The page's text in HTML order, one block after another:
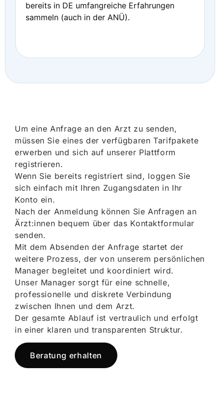
bereits in DE umfangreiche Erfahrungen
sammeln (auch in der ANÜ).
Um eine Anfrage an den Arzt zu senden,
müssen Sie eines der verfügbaren Tarifpakete
erwerben und sich auf unserer Plattform
registrieren.
Wenn Sie bereits registriert sind, loggen Sie
sich einfach mit Ihren Zugangsdaten in Ihr
Konto ein.
Nach der Anmeldung können Sie Anfragen an
Ärzt:innen bequem über das Kontaktformular
senden.
Mit dem Absenden der Anfrage startet der
weitere Prozess, der von unserem persönlichen
Manager begleitet und koordiniert wird.
Unser Manager sorgt für eine schnelle,
professionelle und diskrete Verbindung
zwischen Ihnen und dem Arzt.
Der gesamte Ablauf ist vertraulich und erfolgt
in einer klaren und transparenten Struktur.
Beratung erhalten